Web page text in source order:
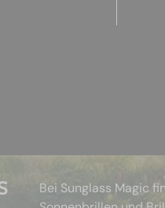
Bei Sunglass Magic